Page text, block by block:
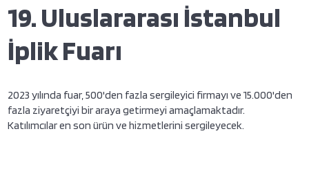
19. Uluslararası İstanbul
İplik Fuarı
2023 yılında fuar, 500'den fazla sergileyici firmayı ve 15.000'den
fazla ziyaretçiyi bir araya getirmeyi amaçlamaktadır.
Katılımcılar en son ürün ve hizmetlerini sergileyecek.